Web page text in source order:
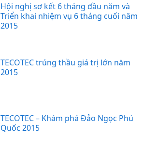
Hội nghị sơ kết 6 tháng đầu năm và
Triển khai nhiệm vụ 6 tháng cuối năm
2015
TECOTEC trúng thầu giá trị lớn năm
2015
TECOTEC – Khám phá Đảo Ngọc Phú
Quốc 2015